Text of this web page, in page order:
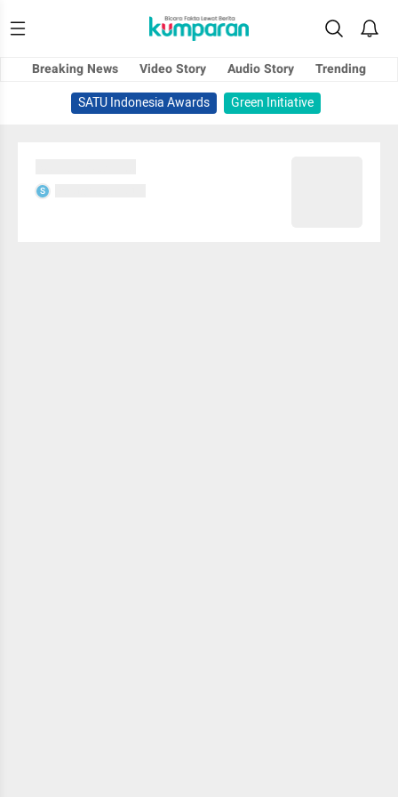
Breaking News Video Story Audio Story
Trending
SATU Indonesia Awards
Green Initiative
S